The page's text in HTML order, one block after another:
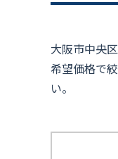
大阪市中央
希望価格で
い。